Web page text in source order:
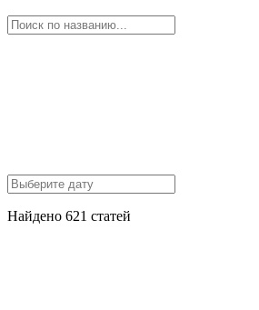
Найдено 621 статей